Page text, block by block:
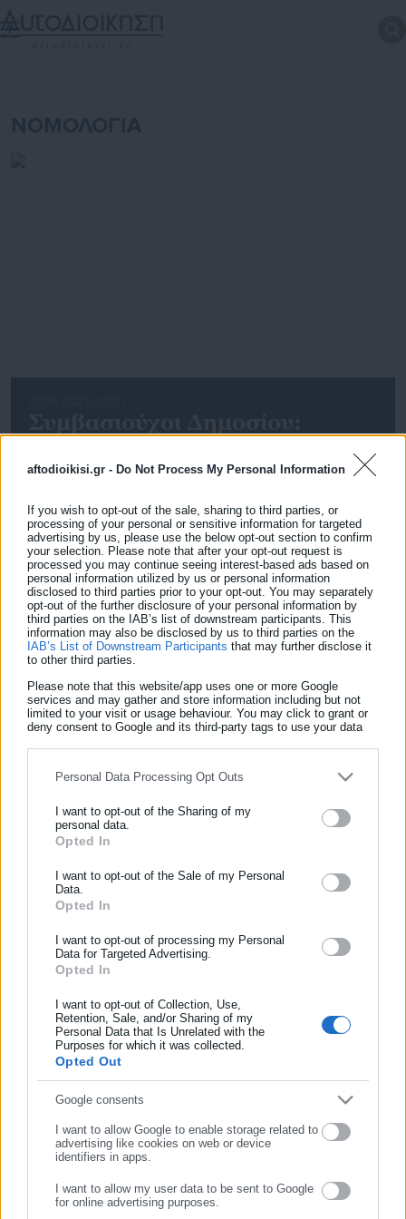
aftodioikisi.gr - Do Not Process My Personal Information
If you wish to opt-out of the sale, sharing to third parties, or
processing of your personal or sensitive information for targeted
advertising by us, please use the below opt-out section to confirm
your selection. Please note that after your opt-out request is
processed you may continue seeing interest-based ads based on
personal information utilized by us or personal information
disclosed to third parties prior to your opt-out. You may separately
opt-out of the further disclosure of your personal information by
third parties on the IAB’s list of downstream participants. This
information may also be disclosed by us to third parties on the
IAB’s List of Downstream Participants that may further disclose it
to other third parties.
Please note that this website/app uses one or more Google
services and may gather and store information including but not
limited to your visit or usage behaviour. You may click to grant or
deny consent to Google and its third-party tags to use your data
Personal Data Processing Opt Outs
I want to opt-out of the Sharing of my
personal data.
Opted In
I want to opt-out of the Sale of my Personal
Data.
Opted In
I want to opt-out of processing my Personal
Data for Targeted Advertising.
Opted In
I want to opt-out of Collection, Use,
Retention, Sale, and/or Sharing of my
Personal Data that Is Unrelated with the
Purposes for which it was collected.
Opted Out
Google consents
I want to allow Google to enable storage related to
advertising like cookies on web or device
identifiers in apps.
I want to allow my user data to be sent to Google
for online advertising purposes.
12.11.2016 | 12:48
Δικαστικός «κόφτης» στο νόμο Κατσέλη – Ποιοι
μπαίνουν στο «μικροσκόπιο»
δικαστηρίων από το Εφετείο
της Αθήνας
μέχρι η Ελλάδα να λάβει επαρκή μέτρα, δηλαδή νέο
νόμο, που να αποτρέπουν την κατάχρηση εις βάρος των
συμβασιούχων και να τιμωρούν τον εργοδότη και όχι
τον εργαζόμενο, τα δικαστήρια οφείλουν να
προστατεύουν τους εργαζομένους που διαπιστώνεται
ότι καλύπτουν πάγιες και διαρκείς ανάγκες.
Αποτελεσματικό μέτρο προστασίας αποτελεί ο
αναχαρακτηρισμός της […]
Τελευταία νέα
Όλα τα νέα
ΕΓΓΡΑΦΗ NEWSLETTER
Ενημερωθείτε πρώτοι για ειδήσεις και θέματα από το χώρο της
Αυτοδιοίκησης, της δημόσιας διοίκησης, της εργασίας, της
ασφάλισης αλλά και γενικότερης επικαιρότητας από την Ελλάδα
και όλο τον κόσμο!
Συμπλήρωσε όνομα
Συμπλήρωσε επώνυμο
Συμπλήρωσε email
ΣΥΝΕΧΙΣΤΕ ΣΤΟ WEBSITE
Διαύγεια